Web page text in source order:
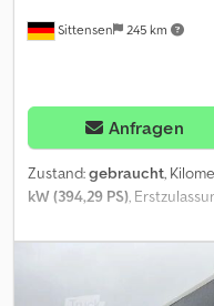
Sittensen 245 km
Anfragen
Zustand:gebraucht,
kW (394,29 PS) ,
,
Prüfung (TÜV):08/2026,
Stabilitätsprogramm